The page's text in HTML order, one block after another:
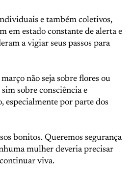
e também coletivos,
em estado constante de alerta e
a vigiar seus passos para
não seja sobre flores ou
sobre consciência e
especialmente por parte dos
bonitos. Queremos segurança
mulher deveria precisar
viva.